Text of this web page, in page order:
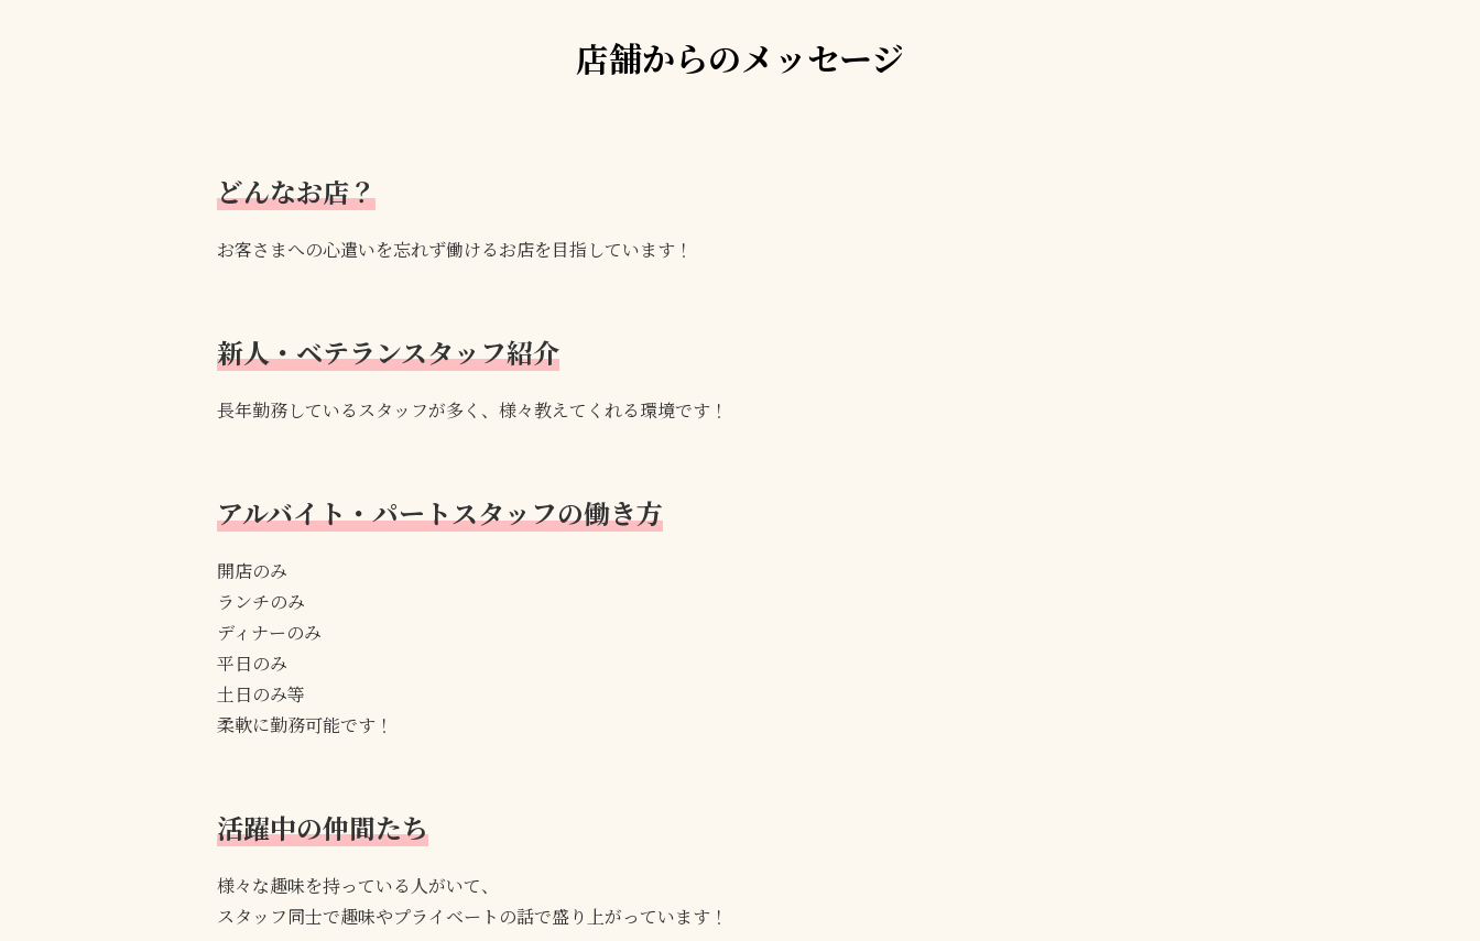
店舗からのメッセージ
どんなお店？
お客さまへの心遣いを忘れず働けるお店を目指しています！
新人・ベテランスタッフ紹介
長年勤務しているスタッフが多く、様々教えてくれる環境です！
アルバイト・パートスタッフの働き方
開店のみ
ランチのみ
ディナーのみ
平日のみ
土日のみ等
柔軟に勤務可能です！
活躍中の仲間たち
様々な趣味を持っている人がいて、
スタッフ同士で趣味やプライベートの話で盛り上がっています！